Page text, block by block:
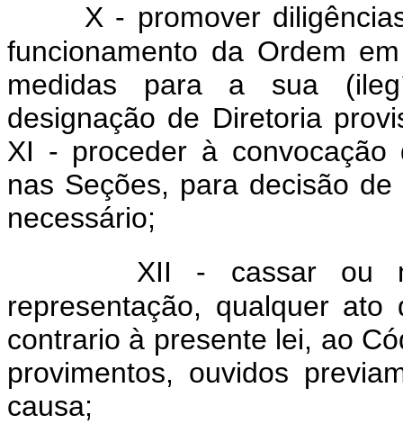
X - promover
funcionamento da Ordem
medidas para a sua
designação de Diretoria
XI - proceder à convocação
nas Seções, para decisão
necessário;
XII - cassar ou
representação, qualquer
contrario à presente lei, ao
provimentos, ouvidos
causa;